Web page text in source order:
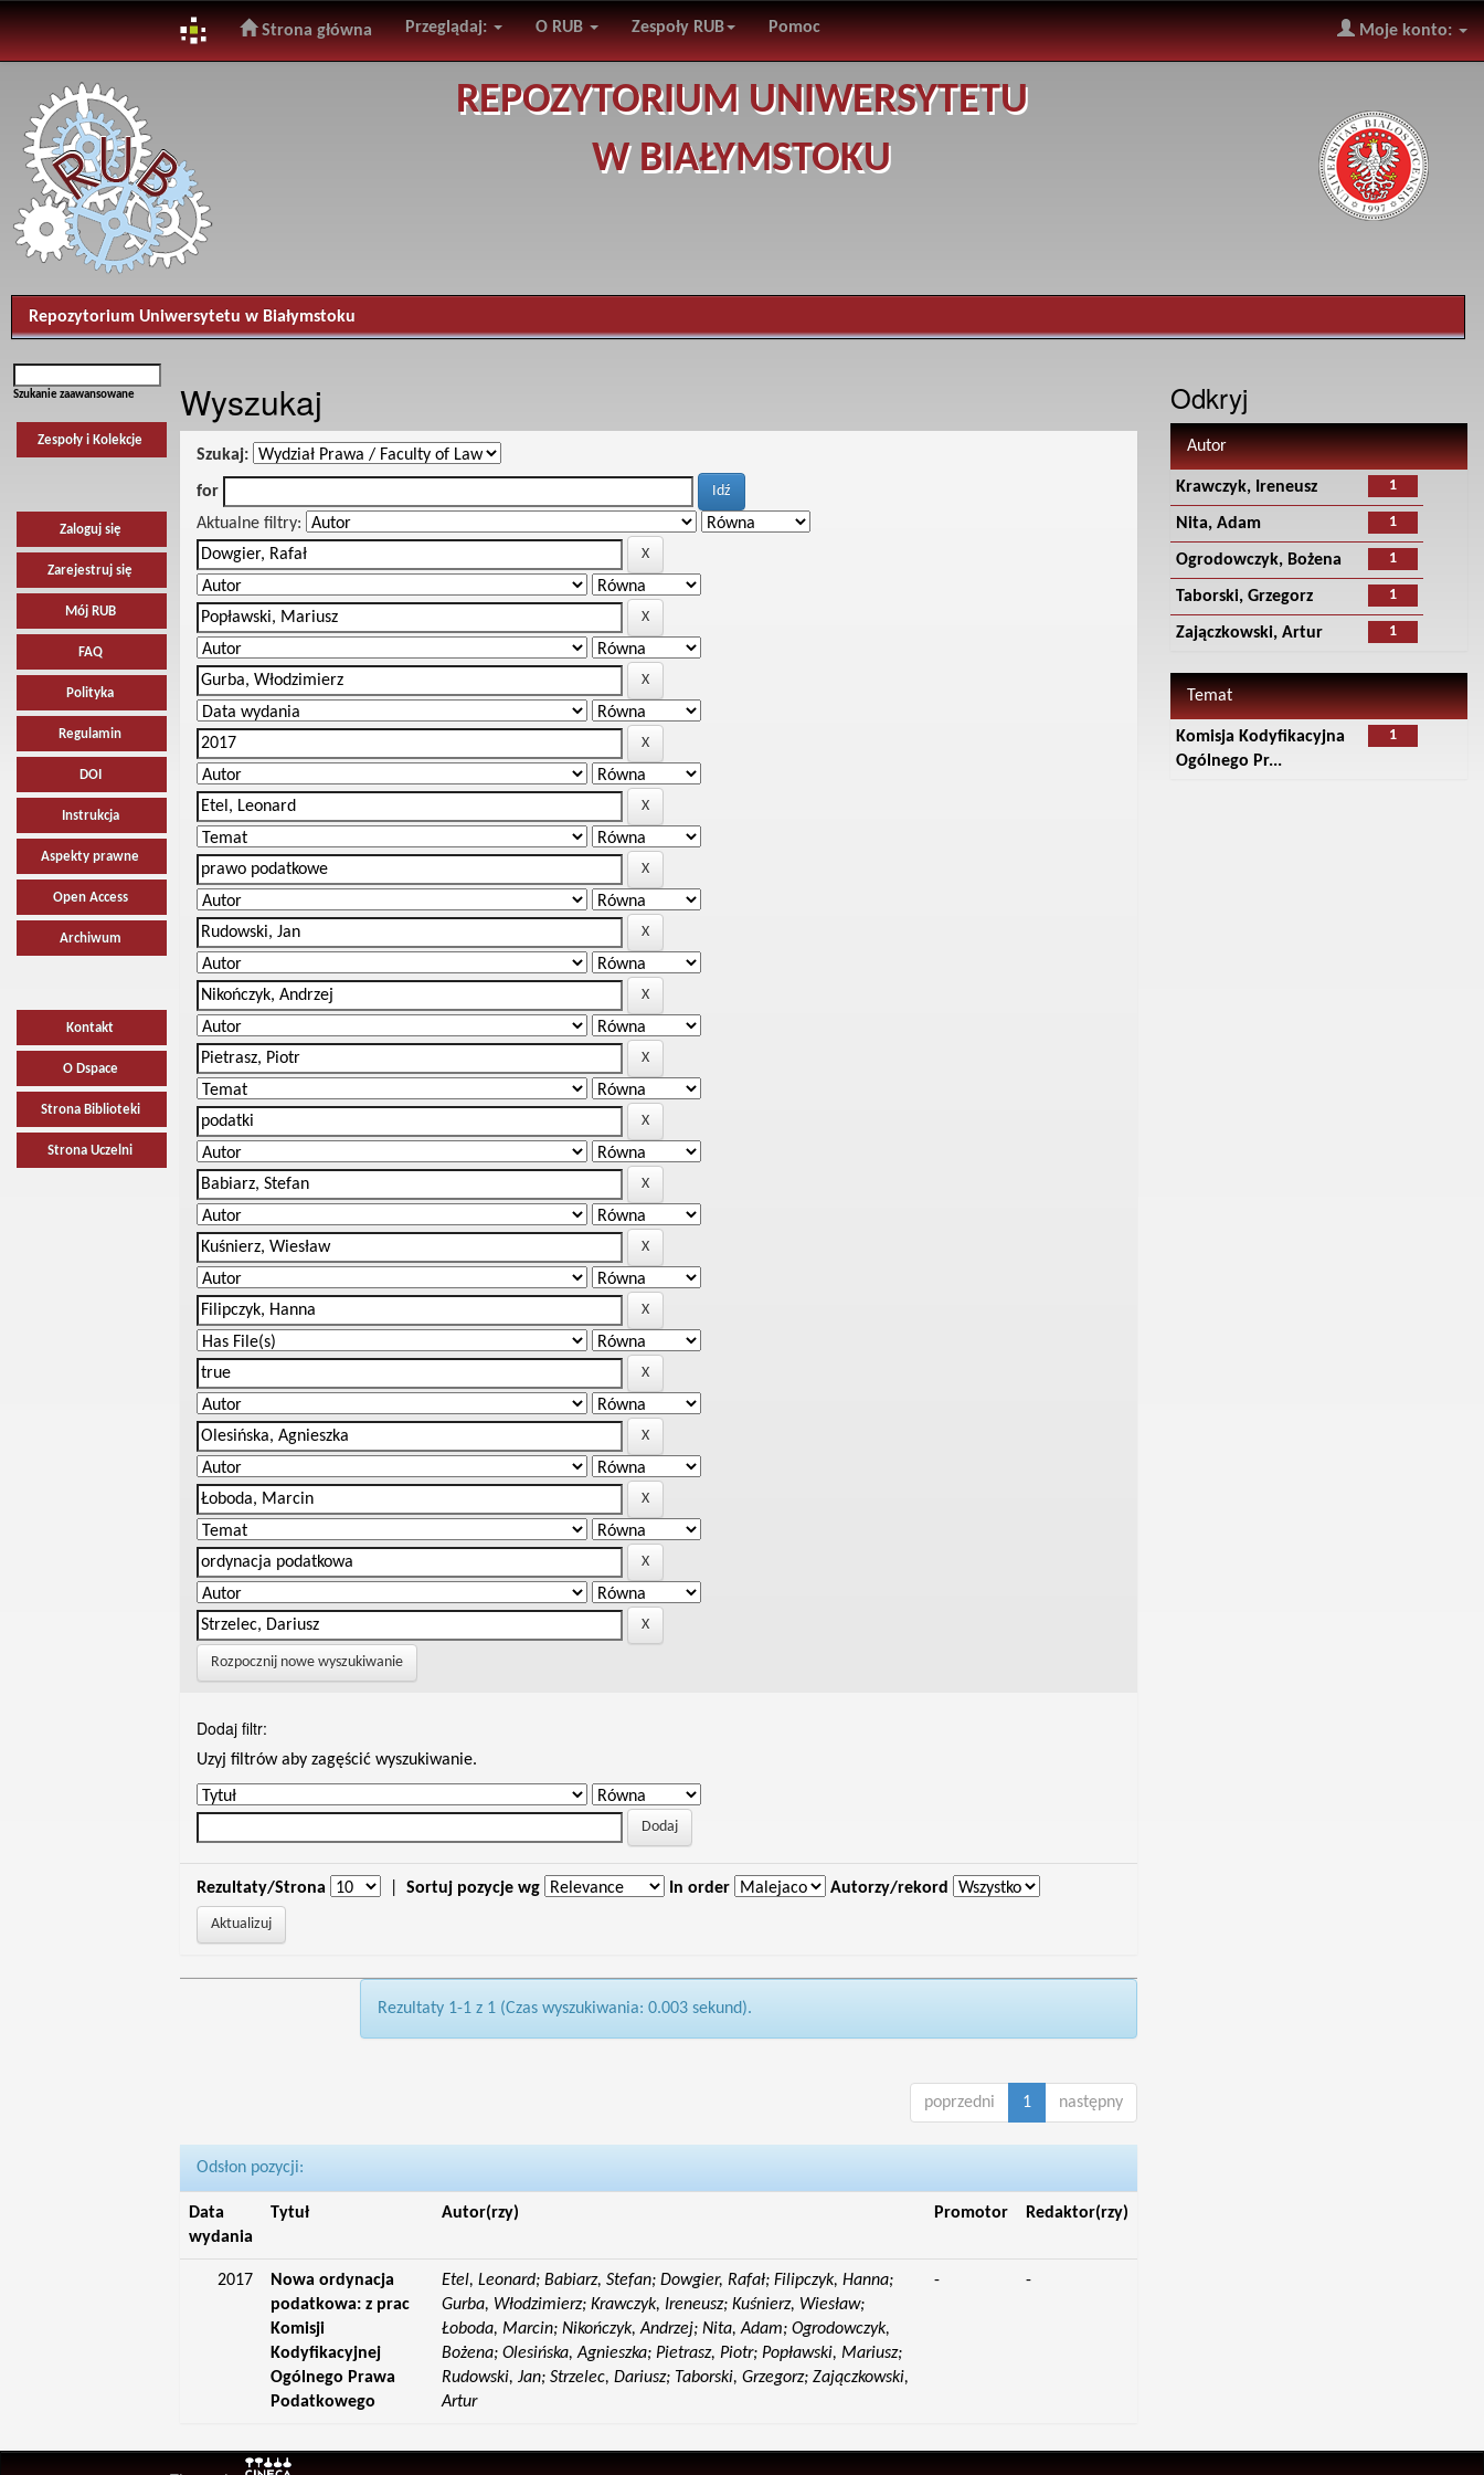
navigation
Strona główna Przeglądaj: O RUB Zespoły RUB Pomoc Moje konto:
REPOZYTORIUM UNIWERSYTETU
W BIAŁYMSTOKU
Repozytorium Uniwersytetu w Białymstoku
Szukanie zaawansowane
Zespoły i Kolekcje
Zaloguj się
Zarejestruj się
Mój RUB
FAQ
Polityka
Regulamin
DOI
Instrukcja
Aspekty prawne
Open Access
Archiwum
Kontakt
O Dspace
Strona Biblioteki
Strona Uczelni
Wyszukaj
Szukaj:
for
Aktualne filtry:
Rozpocznij nowe wyszukiwanie
Dodaj filtr:
Uzyj filtrów aby zagęścić wyszukiwanie.
Rezultaty/Strona Sortuj pozycje wg In order Autorzy/rekord
Rezultaty 1-1 z 1 (Czas wyszukiwania: 0.003 sekund).
poprzedni 1 następny
Odsłon pozycji:
Data
wydania
Tytuł Autor(rzy) Promotor Redaktor(rzy)
2017
Nowa ordynacja
podatkowa: z prac
Komisji
Kodyfikacyjnej
Ogólnego Prawa
Podatkowego
Etel, Leonard; Babiarz, Stefan; Dowgier, Rafał; Filipczyk, Hanna;
Gurba, Włodzimierz; Krawczyk, Ireneusz; Kuśnierz, Wiesław;
Łoboda, Marcin; Nikończyk, Andrzej; Nita, Adam; Ogrodowczyk,
Bożena; Olesińska, Agnieszka; Pietrasz, Piotr; Popławski, Mariusz;
Rudowski, Jan; Strzelec, Dariusz; Taborski, Grzegorz; Zajączkowski,
Artur
- -
Odkryj
Autor
1
Krawczyk, Ireneusz
1
Nita, Adam
1
Ogrodowczyk, Bożena
1
Taborski, Grzegorz
1
Zajączkowski, Artur
Temat
1
Komisja Kodyfikacyjna
Ogólnego Pr...